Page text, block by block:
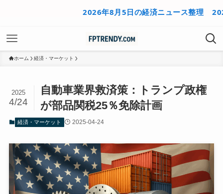
2026年8月5日の経済ニュース整理 2026年8
ホーム 経済・マーケット
自動車業界救済策：トランプ政権
が部品関税25％免除計画
2025
4/24
経済・マーケット 2025-04-24